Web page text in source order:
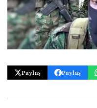
Paylaş Paylaş